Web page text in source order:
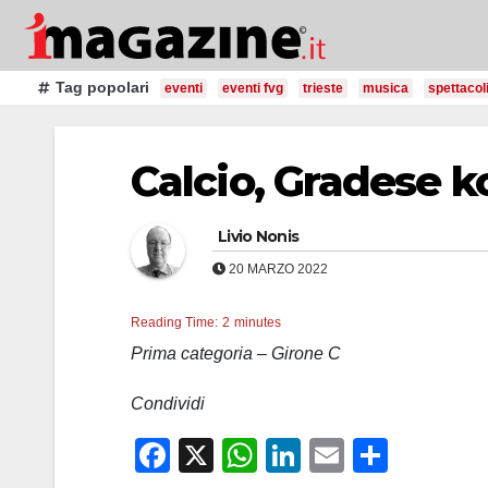
Salta
contenutoTag popolari eventi eventi fvg trieste musica spettacoli
Calcio, Gradese
Livio Nonis
20 MARZO 2022
Reading Time: 2 minutes
Prima categoria – Girone C
Condividi
F
X
W
Li
E